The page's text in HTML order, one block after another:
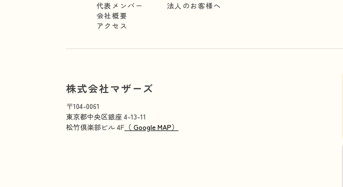
代表メンバー
会社概要
アクセス
法人のお客様へ
株式会社マザーズ
〒104-0061
東京都中央区銀座 4-13-11
松竹倶楽部ビル 4F （ Google MAP）